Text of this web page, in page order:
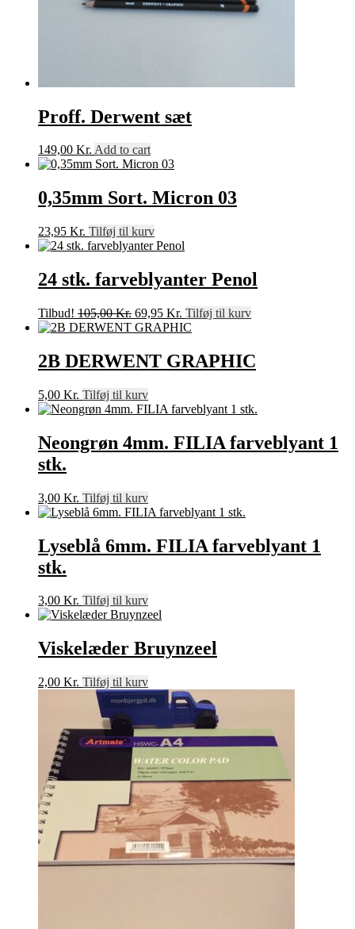
Proff. Derwent sæt
149,00 Kr. Add to cart
0,35mm Sort. Micron 03
23,95 Kr. Tilføj til kurv
24 stk. farveblyanter Penol
Tilbud! 105,00Kr. Den
oprindelige
var:
105,00 Kr..
69,95 Kr. Den
aktuelle
er:
69,95 Kr..
Tilføj til kurv
2B DERWENT GRAPHIC
5,00 Kr. Tilføj til kurv
Neongrøn 4mm. FILIA farveblyant 1
stk.
3,00 Kr. Tilføj til kurv
Lyseblå 6mm. FILIA farveblyant 1
stk.
3,00 Kr. Tilføj til kurv
Viskelæder Bruynzeel
2,00 Kr. Tilføj til kurv